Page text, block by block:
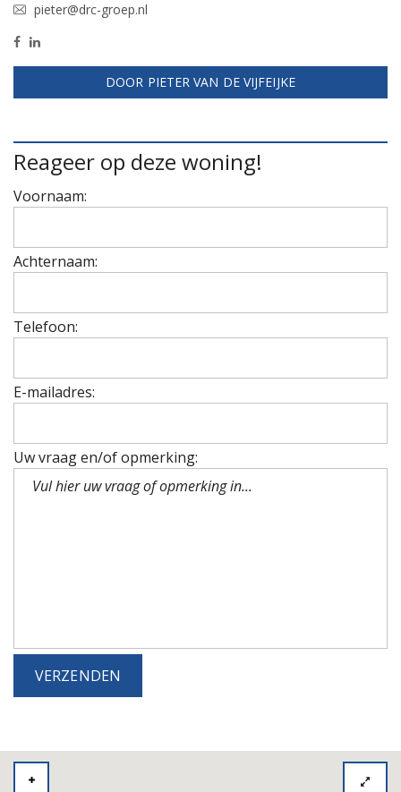
pieter@drc-groep.nl
DOOR PIETER VAN DE VIJFEIJKE
Reageer op deze woning!
Voornaam:
Achternaam:
Telefoon:
E-mailadres:
Uw vraag en/of opmerking: